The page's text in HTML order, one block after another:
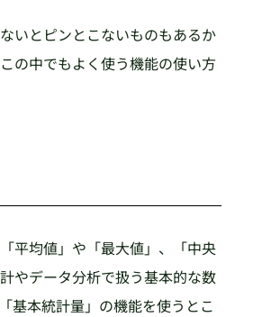
いとピンとこないものもあるか
の中でもよく使う機能の使い方
平均値」や「最大値」、「中央
やデータ分析で扱う基本的な数
基本統計量」の機能を使うとこ